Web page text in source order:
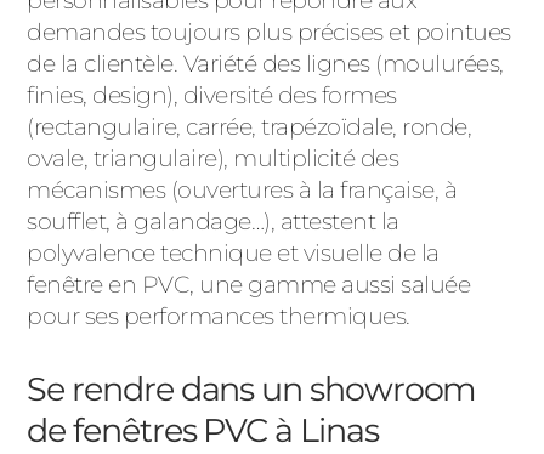
demandes toujours plus précises et pointues
de la clientèle. Variété des lignes (moulurées,
finies, design), diversité des formes
(rectangulaire, carrée, trapézoïdale, ronde,
ovale, triangulaire), multiplicité des
mécanismes (ouvertures à la française, à
soufflet, à galandage…), attestent la
polyvalence technique et visuelle de la
fenêtre en PVC, une gamme aussi saluée
pour ses performances thermiques.
Se rendre dans un showroom
de fenêtres PVC à Linas